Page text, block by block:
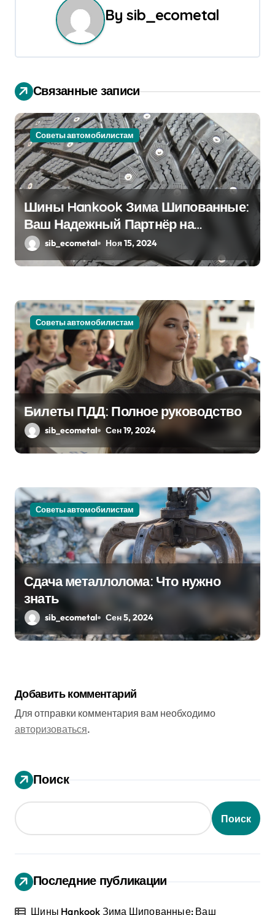
ц
и
я
п
о
з
а
п
и
я
м
Bysib_ecometal
Связанные записи
Советы автомобилистам
Шины Hankook Зима Шипованные:
Ваш Надежный Партнёр на
Снежных Дорогах
sib_ecometal Ноя 15, 2024
Советы автомобилистам
Билеты ПДД: Полное руководство
sib_ecometal Сен 19, 2024
Советы автомобилистам
Сдача металлолома: Что нужно
знать
sib_ecometal Сен 5, 2024
Добавить комментарий
Для отправки комментария вам необходимо
авторизоваться.
Поиск
Поиск
Последние публикации
Шины Hankook Зима Шипованные: Ваш